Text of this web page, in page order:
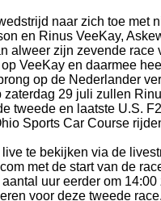
naar zich toe met
en Rinus VeeKay,
alweer zijn zevende race
VeeKay en daarmee
op de Nederlander
zaterdag 29 juli zullen
tweede en laatste U.S.
Sports Car Course
te bekijken via de
met de start van de
uur eerder om 14:00
voor deze tweede